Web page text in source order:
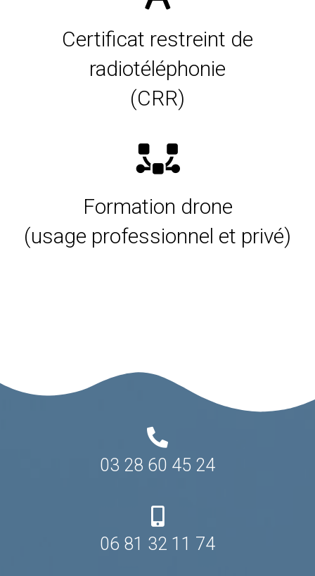
Certificat restreint de
radiotéléphonie
(CRR)
Formation drone
(usage professionnel et privé)
03 28 60 45 24
06 81 32 11 74